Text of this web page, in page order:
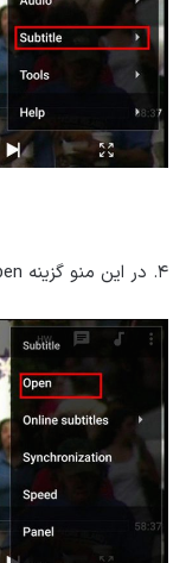
۴. در این منو گزینه Open را انتخاب کنید.